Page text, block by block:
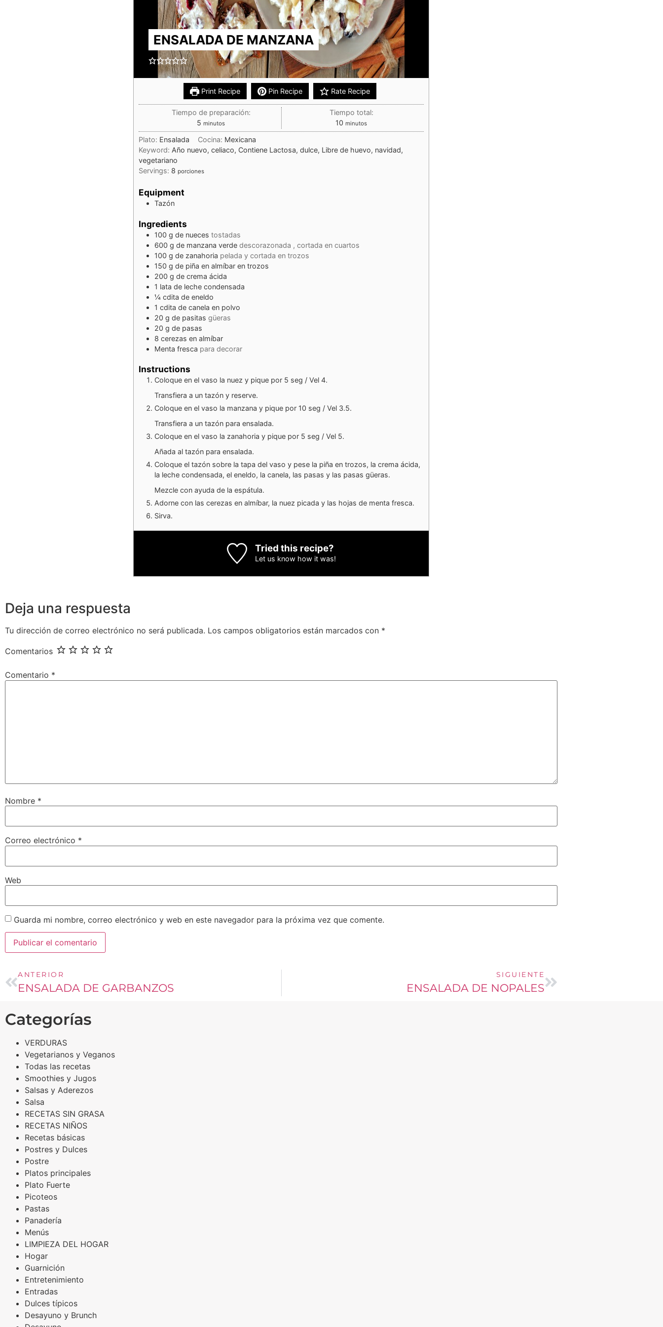
ENSALADA DE MANZANA
Print Recipe Pin Recipe Rate Recipe
Tiempo de preparación:
5 minutos
Tiempo total:
10 minutos
Plato: Ensalada Cocina: Mexicana
Keyword: Año nuevo, celiaco, Contiene Lactosa, dulce, Libre de huevo, navidad,
vegetariano
Servings: 8 porciones
Equipment
Tazón
Ingredients
100 g de nueces tostadas
600 g de manzana verde descorazonada , cortada en cuartos
100 g de zanahoria pelada y cortada en trozos
150 g de piña en almíbar en trozos
200 g de crema ácida
1 lata de leche condensada
¼ cdita de eneldo
1 cdita de canela en polvo
20 g de pasitas güeras
20 g de pasas
8 cerezas en almíbar
Menta fresca para decorar
Instructions
Coloque en el vaso la nuez y pique por 5 seg / Vel 4.
Transfiera a un tazón y reserve.
Coloque en el vaso la manzana y pique por 10 seg / Vel 3.5.
Transfiera a un tazón para ensalada.
Coloque en el vaso la zanahoria y pique por 5 seg / Vel 5.
Añada al tazón para ensalada.
Coloque el tazón sobre la tapa del vaso y pese la piña en trozos, la crema ácida,
la leche condensada, el eneldo, la canela, las pasas y las pasas güeras.
Mezcle con ayuda de la espátula.
Adorne con las cerezas en almíbar, la nuez picada y las hojas de menta fresca.
Sirva.
Tried this recipe?
Let us know how it was!
Deja una respuesta
Tu dirección de correo electrónico no será publicada. Los campos obligatorios están marcados con *
Comentarios
Comentario *
Nombre *
Correo electrónico *
Web
Guarda mi nombre, correo electrónico y web en este navegador para la próxima vez que comente.
ANTERIOR
ENSALADA DE GARBANZOS
SIGUIENTE
ENSALADA DE NOPALES
Categorías
VERDURAS
Vegetarianos y Veganos
Todas las recetas
Smoothies y Jugos
Salsas y Aderezos
Salsa
RECETAS SIN GRASA
RECETAS NIÑOS
Recetas básicas
Postres y Dulces
Postre
Platos principales
Plato Fuerte
Picoteos
Pastas
Panadería
Menús
LIMPIEZA DEL HOGAR
Hogar
Guarnición
Entretenimiento
Entradas
Dulces típicos
Desayuno y Brunch